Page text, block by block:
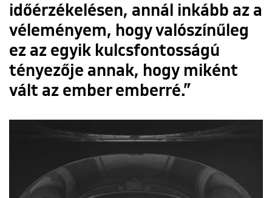
időérzékelésen, annál inkább az a
véleményem, hogy valószínűleg
ez az egyik kulcsfontosságú
tényezője annak, hogy miként
vált az ember emberré.”